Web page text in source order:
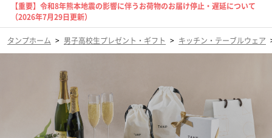
【重要】令和8年熊本地震の影響に伴うお荷物のお届け停止・遅延について
（2026年7月29日更新）
タンプホーム > 男子高校生プレゼント・ギフト > キッチン・テーブルウェア